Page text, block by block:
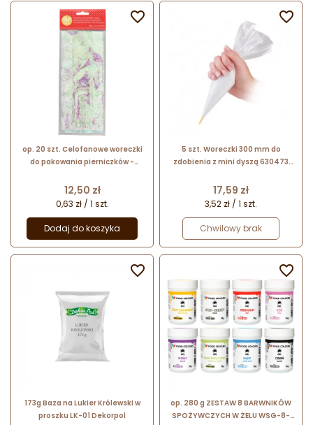
op. 20 szt. Celofanowe woreczki
do pakowania pierniczków -
szer. 101 mm - Wilton
Cena
12,50 zł
0,63 zł / 1 szt.
Dodaj do koszyka

5 szt. Woreczki 300 mm do
zdobienia z mini dyszą 630473
Cena
17,59 zł
3,52 zł / 1 szt.
Chwilowy brak

173g Baza na Lukier Królewski w
proszku LK-01 Dekorpol

op. 280 g ZESTAW 8 BARWNIKÓW
SPOŻYWCZYCH W ŻELU WSG-8-
